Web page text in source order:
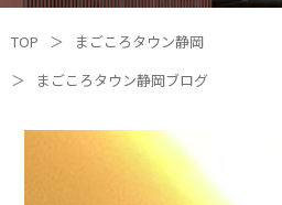
TOP ＞
まごころタウン静岡
＞
まごころタウン静岡ブログ